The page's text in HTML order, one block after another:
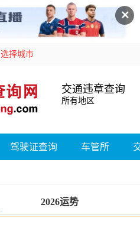
✕
选择城市
交通违章查询
所有地区
驾驶证查询 车管所
2026运势